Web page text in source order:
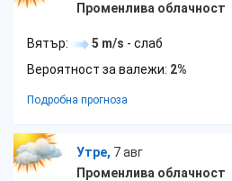
Променлива облачност
Вятър: 5 m/s - слаб
Вероятност за валежи: 2%
Подробна прогноза
Утре, 7 авг
Променлива облачност